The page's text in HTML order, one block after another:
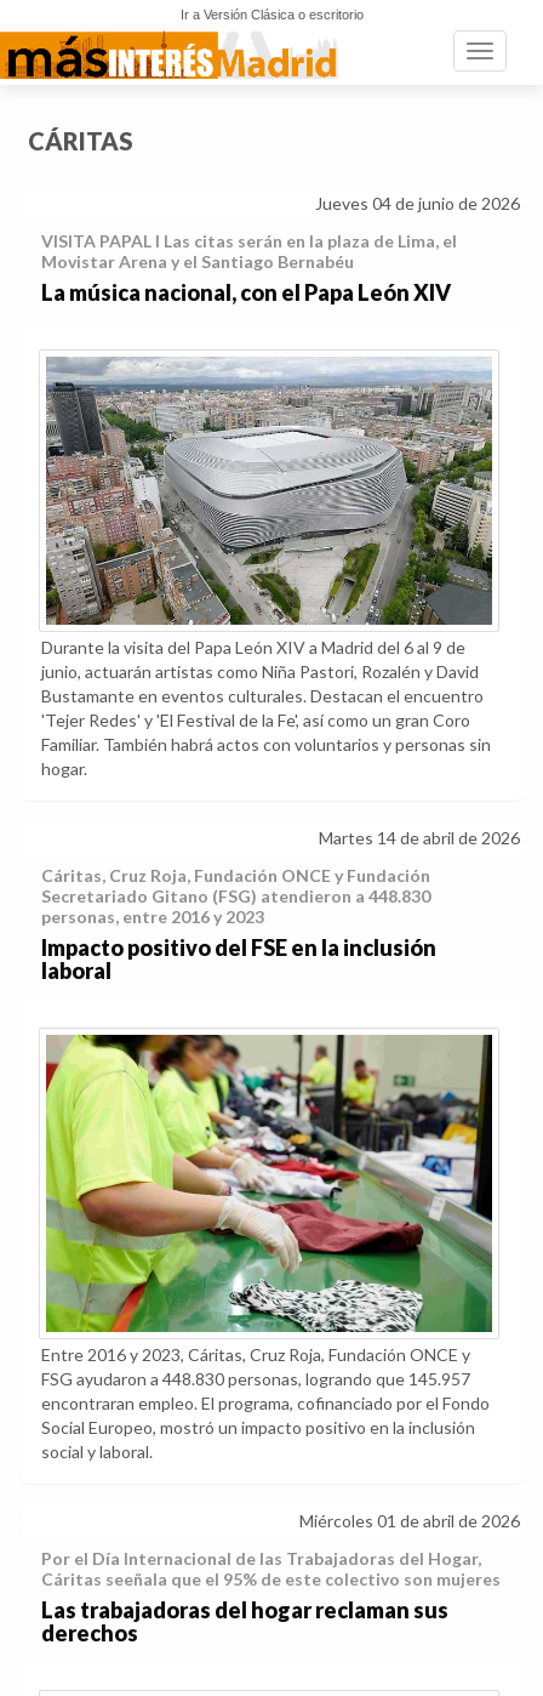
Ir a Versión Clásica o escritorio
Toggle
CÁRITAS
Jueves 04 de junio de 2026
VISITA PAPAL I Las citas serán en la plaza de Lima, el
Movistar Arena y el Santiago Bernabéu
La música nacional, con el Papa León XIV
Durante la visita del Papa León XIV a Madrid del 6 al 9 de
junio, actuarán artistas como Niña Pastori, Rozalén y David
Bustamante en eventos culturales. Destacan el encuentro
'Tejer Redes' y 'El Festival de la Fe', así como un gran Coro
Familiar. También habrá actos con voluntarios y personas sin
hogar.
Martes 14 de abril de 2026
Cáritas, Cruz Roja, Fundación ONCE y Fundación
Secretariado Gitano (FSG) atendieron a 448.830
personas, entre 2016 y 2023
Impacto positivo del FSE en la inclusión
laboral
Entre 2016 y 2023, Cáritas, Cruz Roja, Fundación ONCE y
FSG ayudaron a 448.830 personas, logrando que 145.957
encontraran empleo. El programa, cofinanciado por el Fondo
Social Europeo, mostró un impacto positivo en la inclusión
social y laboral.
Miércoles 01 de abril de 2026
Por el Día Internacional de las Trabajadoras del Hogar,
Cáritas seeñala que el 95% de este colectivo son mujeres
Las trabajadoras del hogar reclaman sus
derechos